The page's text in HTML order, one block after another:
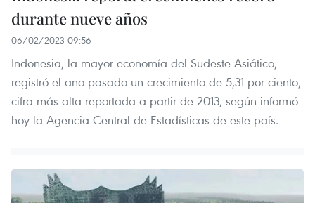
durante nueve años
06/02/2023 09:56
Indonesia, la mayor economía del Sudeste Asiático,
registró el año pasado un crecimiento de 5,31 por ciento,
cifra más alta reportada a partir de 2013, según informó
hoy la Agencia Central de Estadísticas de este país.